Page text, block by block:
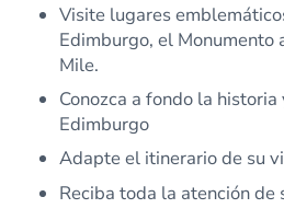
Visite lugares
Edimburgo, el Monumento
Mile.
Conozca a fondo la
Edimburgo
Adapte el itinerario de su
Reciba toda la atención de